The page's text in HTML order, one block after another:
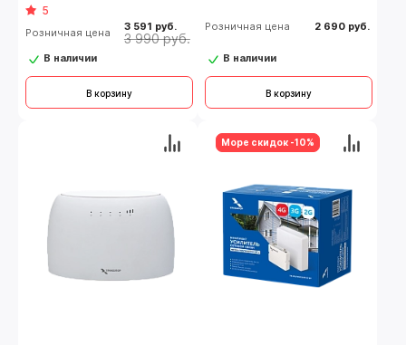
5
Розничная цена 3 591 руб.
3 990 руб.
В наличии
В корзину
Розничная цена 2 690 руб.
В наличии
В корзину
Море скидок -10%